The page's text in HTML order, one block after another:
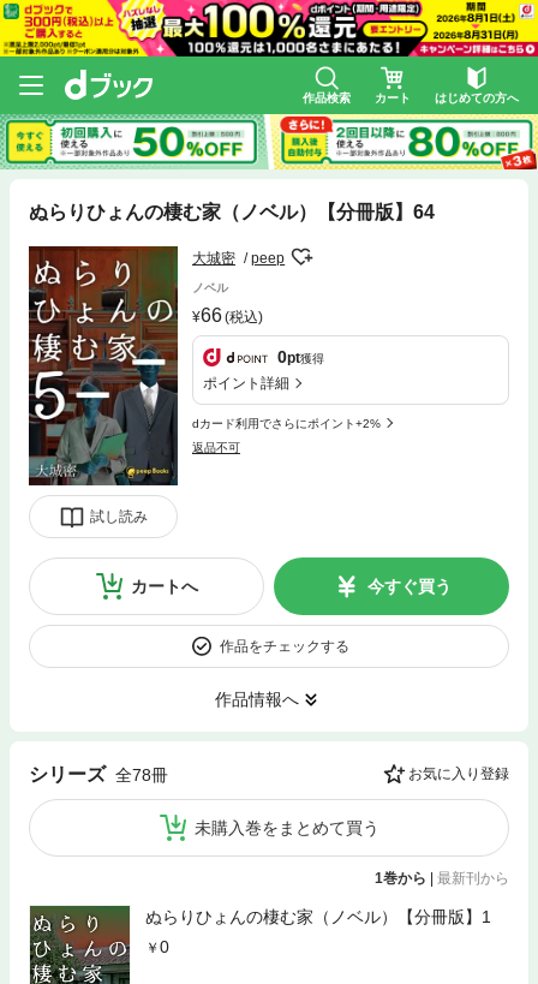
作品検索 カート はじめての方へ
ぬらりひょんの棲む家（ノベル）【分冊版】64
試し読み
大城密 peep
ノベル
66(税込)
0pt獲得
ポイント詳細
dカード利用でさらにポイント+2%
返品不可
カートへ 今すぐ買う
作品をチェックする
作品情報へ
シリーズ 全78冊 お気に入り登録
未購入巻をまとめて買う
1巻から | 最新刊から
ぬらりひょんの棲む家（ノベル）【分冊版】1
0